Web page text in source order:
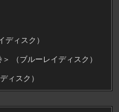
ィスク）
（ブルーレイディスク）
ィスク）